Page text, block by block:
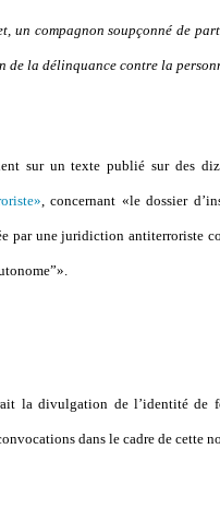
un compagnon soupçonné de
de la délinquance contre la
sur un texte publié sur des
, concernant «le dossier
par une juridiction antiterroriste
la divulgation de l’identité de
dans le cadre de cette